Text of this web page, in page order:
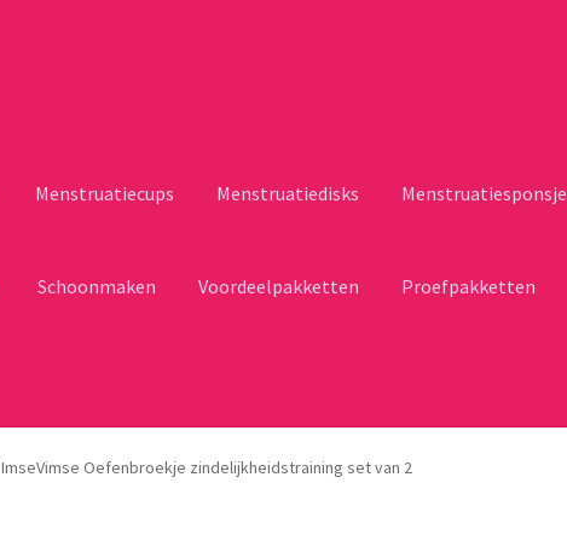
Menstruatiecups Menstruatiedisks
Schoonmaken Voordeelpakketten Proefpakketten
ImseVimse Oefenbroekje zindelijkheidstraining set van 2